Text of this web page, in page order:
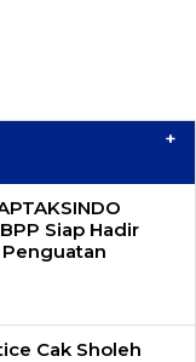
+
Siap Hadir
Cak Sholeh